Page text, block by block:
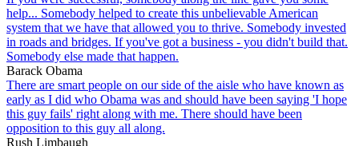
help... Somebody helped to create this unbelievable American
system that we have that allowed you to thrive. Somebody invested
in roads and bridges. If you've got a business - you didn't build that.
Somebody else made that happen.
Barack Obama
There are smart people on our side of the aisle who have known as
early as I did who Obama was and should have been saying 'I hope
this guy fails' right along with me. There should have been
opposition to this guy all along.
Rush Limbaugh